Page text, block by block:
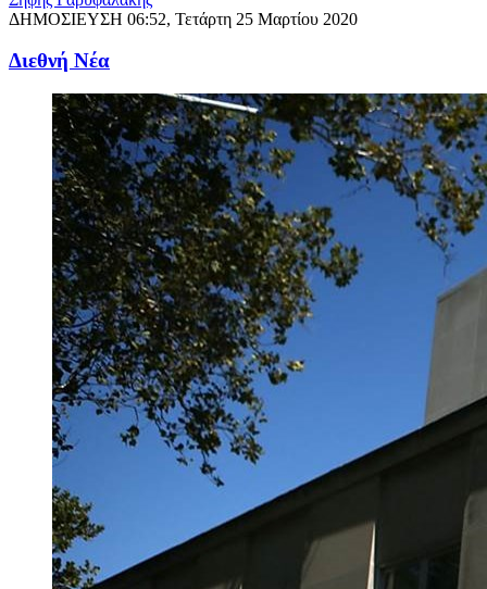
ΔΗΜΟΣΙΕΥΣΗ 06:52, Τετάρτη 25 Μαρτίου 2020
Διεθνή Νέα